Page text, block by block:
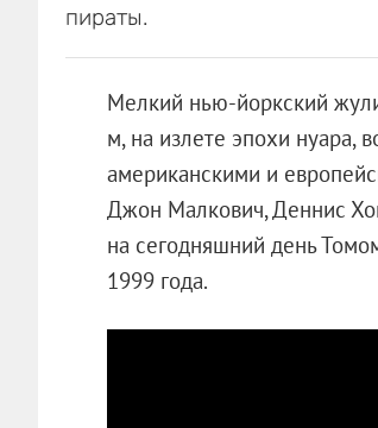
пираты.
Мелкий нью-йоркский
м, на излете эпохи нуара,
американскими и
Джон Малкович, Деннис
на сегодняшний день
1999 года.